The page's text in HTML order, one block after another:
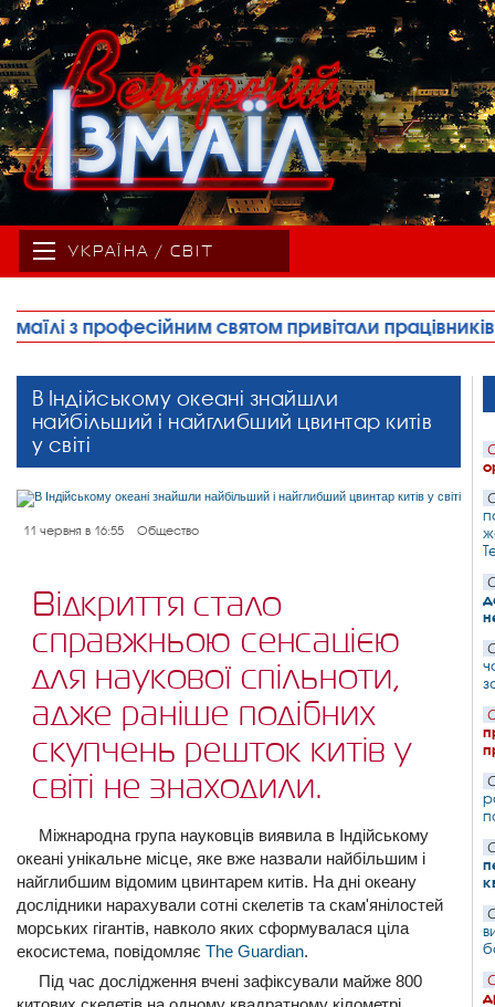
УКРАЇНА / СВІТ
привітали працівників будівельної сфери(фото)
В Індійському океані знайшли
найбільший і найглибший цвинтар китів
у світі
11 червня в 16:55 Общество
Відкриття стало
справжньою сенсацією
для наукової спільноти,
адже раніше подібних
скупчень решток китів у
світі не знаходили.
Міжнародна група науковців виявила в Індійському
океані унікальне місце, яке вже назвали найбільшим і
найглибшим відомим цвинтарем китів. На дні океану
дослідники нарахували сотні скелетів та скам'янілостей
морських гігантів, навколо яких сформувалася ціла
екосистема, повідомляє The Guardian.
Під час дослідження вчені зафіксували майже 800